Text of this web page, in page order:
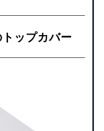
ップカバー